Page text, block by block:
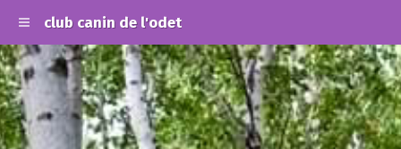
club canin de l'odet